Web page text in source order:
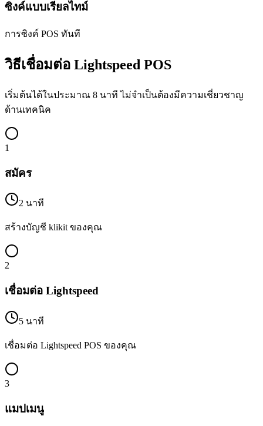
ซิงค์แบบเรียลไทม์
การซิงค์ POS ทันที
วิธีเชื่อมต่อ Lightspeed POS
เริ่มต้นได้ในประมาณ 8 นาที ไม่จำเป็นต้องมีความเชี่ยวชาญ
ด้านเทคนิค
1
สมัคร
2 นาที
สร้างบัญชี klikit ของคุณ
2
เชื่อมต่อ Lightspeed
5 นาที
เชื่อมต่อ Lightspeed POS ของคุณ
3
แมปเมนู